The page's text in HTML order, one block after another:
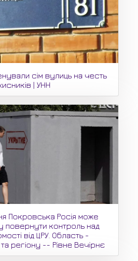
сім вулиць на честь
| УНН
Покровська Росія може
повернути контроль над
від ЦРУ. Область -
регіону -- Рівне Вечірнє